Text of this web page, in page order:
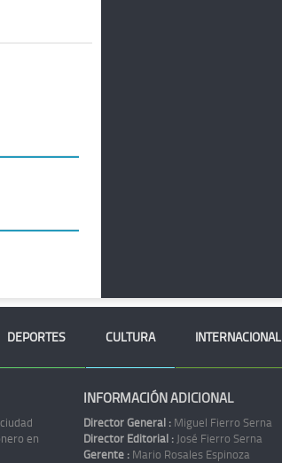
DEPORTES CULTURA INTERNACIONAL
en
INFORMACIÓN ADICIONAL
Director General : Miguel Fierro Serna
Director Editorial : José Fierro Serna
Gerente : Mario Rosales Espinoza